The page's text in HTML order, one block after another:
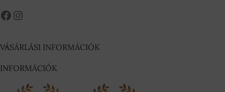
VÁSÁRLÁSI INFORMÁCIÓK
INFORMÁCIÓK